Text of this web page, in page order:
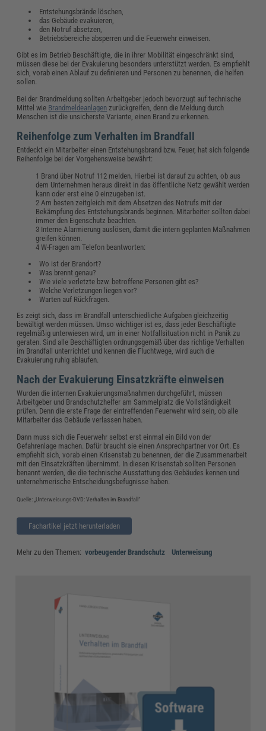
Entstehungsbrände löschen,
das Gebäude evakuieren,
den Notruf absetzen,
Betriebsbereiche absperren und die Feuerwehr einweisen.
Gibt es im Betrieb Beschäftigte, die in ihrer Mobilität eingeschränkt sind,
müssen diese bei der Evakuierung besonders unterstützt werden. Es empfiehlt
sich, vorab einen Ablauf zu definieren und Personen zu benennen, die helfen
sollen.
Bei der Brandmeldung sollten Arbeitgeber jedoch bevorzugt auf technische
Mittel wie Brandmeldeanlagen zurückgreifen, denn die Meldung durch
Menschen ist die unsicherste Variante, einen Brand zu erkennen.
Reihenfolge zum Verhalten im Brandfall
Entdeckt ein Mitarbeiter einen Entstehungsbrand bzw. Feuer, hat sich folgende
Reihenfolge bei der Vorgehensweise bewährt:
Brand über Notruf 112 melden. Hierbei ist darauf zu achten, ob aus
dem Unternehmen heraus direkt in das öffentliche Netz gewählt werden
kann oder erst eine 0 einzugeben ist.
Am besten zeitgleich mit dem Absetzen des Notrufs mit der
Bekämpfung des Entstehungsbrands beginnen. Mitarbeiter sollten dabei
immer den Eigenschutz beachten.
Interne Alarmierung auslösen, damit die intern geplanten Maßnahmen
greifen können.
W-Fragen am Telefon beantworten:
Wo ist der Brandort?
Was brennt genau?
Wie viele verletzte bzw. betroffene Personen gibt es?
Welche Verletzungen liegen vor?
Warten auf Rückfragen.
Es zeigt sich, dass im Brandfall unterschiedliche Aufgaben gleichzeitig
bewältigt werden müssen. Umso wichtiger ist es, dass jeder Beschäftigte
regelmäßig unterwiesen wird, um in einer Notfallsituation nicht in Panik zu
geraten. Sind alle Beschäftigten ordnungsgemäß über das richtige Verhalten
im Brandfall unterrichtet und kennen die Fluchtwege, wird auch die
Evakuierung ruhig ablaufen.
Nach der Evakuierung Einsatzkräfte einweisen
Wurden die internen Evakuierungsmaßnahmen durchgeführt, müssen
Arbeitgeber und Brandschutzhelfer am Sammelplatz die Vollständigkeit
prüfen. Denn die erste Frage der eintreffenden Feuerwehr wird sein, ob alle
Mitarbeiter das Gebäude verlassen haben.
Dann muss sich die Feuerwehr selbst erst einmal ein Bild von der
Gefahrenlage machen. Dafür braucht sie einen Ansprechpartner vor Ort. Es
empfiehlt sich, vorab einen Krisenstab zu benennen, der die Zusammenarbeit
mit den Einsatzkräften übernimmt. In diesen Krisenstab sollten Personen
benannt werden, die die technische Ausstattung des Gebäudes kennen und
unternehmerische Entscheidungsbefugnisse haben.
Quelle: „Unterweisungs-DVD: Verhalten im Brandfall“
Fachartikel jetzt herunterladen
Mehr zu den Themen: vorbeugender Brandschutz Unterweisung